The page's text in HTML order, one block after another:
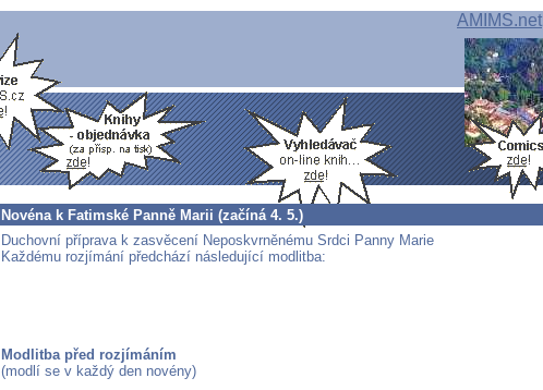
AMIMS.net
Novéna k Fatimské Panně Marii (začíná 4. 5.)
Duchovní příprava k zasvěcení Neposkvrněnému Srdci Panny Marie
Každému rozjímání předchází následující modlitba:
Modlitba před rozjímáním
(modlí se v každý den novény)